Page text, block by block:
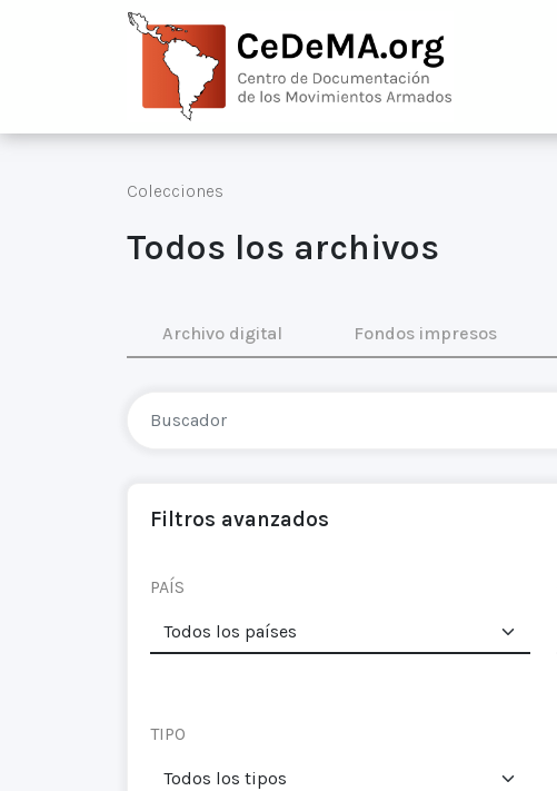
Colecciones
Todos los archivos
Archivo digital Fondos impresos
Filtros avanzados
PAÍS
TIPO